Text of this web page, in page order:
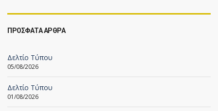
ΠΡΟΣΦΑΤΑ ΑΡΘΡΑ
Δελτίο Τύπου
05/08/2026
Δελτίο Τύπου
01/08/2026